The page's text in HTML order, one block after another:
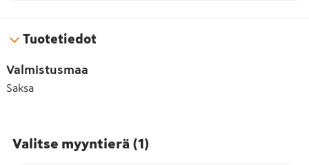
Tuotetiedot
Valmistusmaa
Saksa
Valitse myyntierä (1)